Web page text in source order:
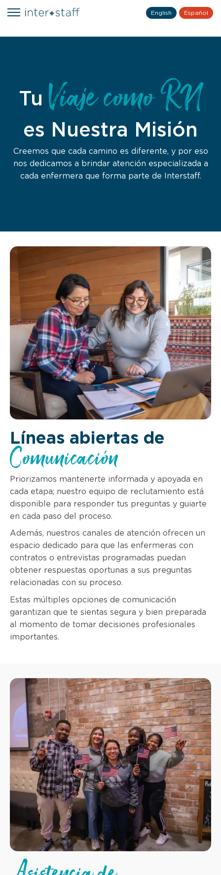
English Español
Tu Viaje como RN
es Nuestra Misión
Creemos que cada camino es diferente, y por eso
nos dedicamos a brindar atención especializada a
cada enfermera que forma parte de Interstaff.
Líneas abiertas de
Comunicación
Priorizamos mantenerte informada y apoyada en
cada etapa; nuestro equipo de reclutamiento está
disponible para responder tus preguntas y guiarte
en cada paso del proceso.
Además, nuestros canales de atención ofrecen un
espacio dedicado para que las enfermeras con
contratos o entrevistas programadas puedan
obtener respuestas oportunas a sus preguntas
relacionadas con su proceso.
Estas múltiples opciones de comunicación
garantizan que te sientas segura y bien preparada
al momento de tomar decisiones profesionales
importantes.